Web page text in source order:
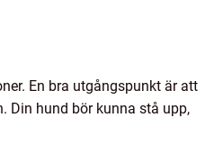
En bra utgångspunkt är att
Din hund bör kunna stå upp,